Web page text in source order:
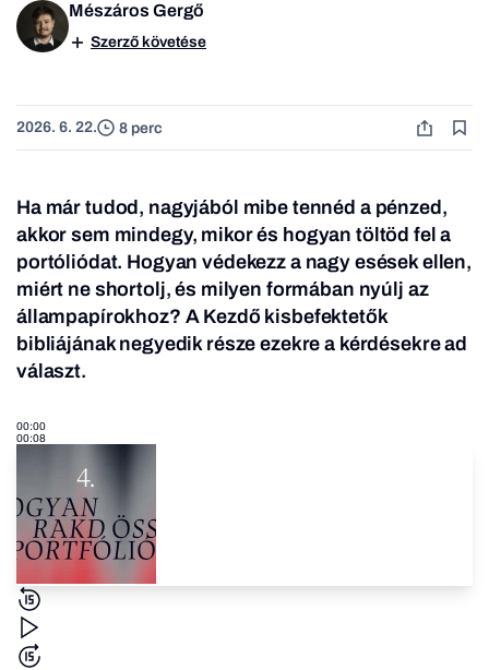
Mészáros Gergő
Szerző követése
2026. 6. 22. 8 perc
Ha már tudod, nagyjából mibe tennéd a pénzed,
akkor sem mindegy, mikor és hogyan töltöd fel a
portóliódat. Hogyan védekezz a nagy esések ellen,
miért ne shortolj, és milyen formában nyúlj az
állampapírokhoz? A Kezdő kisbefektetők
bibliájának negyedik része ezekre a kérdésekre ad
választ.
00:00
00:08